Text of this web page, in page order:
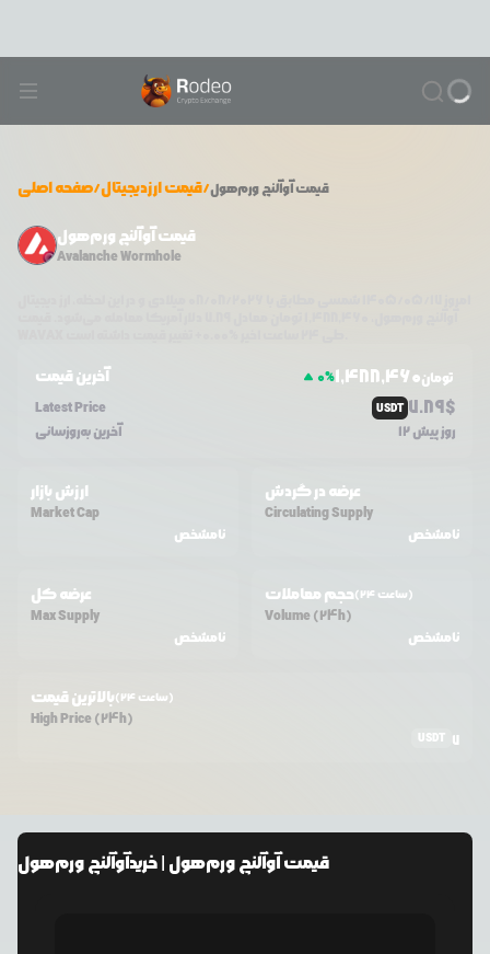
صفحه اصلی/قیمت ارزدیجیتال/ قیمتآوآلنچ ورم‌هول
قیمت آوآلنچ ورم‌هول
Avalanche Wormhole
آخرین قیمت 0%1,488,460تومان
Latest Price
USDT 7.89$
آخرین به‌روزسانی 12 روز پیش
ارزش بازار
Market Cap
نامشخص
عرضه در گردش
Circulating Supply
نامشخص
عرضه کل
Max Supply
نامشخص
حجم معاملات (24 ساعت)
Volume (24h)
نامشخص
بالاترین قیمت (24 ساعت)
High Price (24h)
USDT 7
قیمتآوآلنچ ورم‌هول | خریدآوآلنچ ورم‌هول